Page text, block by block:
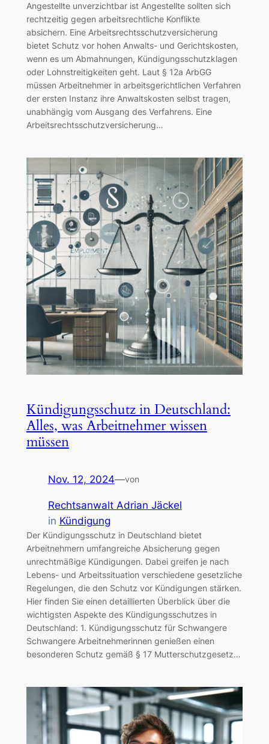
Angestellte unverzichtbar ist Angestellte sollten sich
rechtzeitig gegen arbeitsrechtliche Konflikte
absichern. Eine Arbeitsrechtsschutzversicherung
bietet Schutz vor hohen Anwalts- und Gerichtskosten,
wenn es um Abmahnungen, Kündigungsschutzklagen
oder Lohnstreitigkeiten geht. Laut § 12a ArbGG
müssen Arbeitnehmer in arbeitsgerichtlichen Verfahren
der ersten Instanz ihre Anwaltskosten selbst tragen,
unabhängig vom Ausgang des Verfahrens. Eine
Arbeitsrechtsschutzversicherung…
Kündigungsschutz in Deutschland:
Alles, was Arbeitnehmer wissen
müssen
Nov. 12, 2024—von
Rechtsanwalt Adrian Jäckel
in Kündigung
Der Kündigungsschutz in Deutschland bietet
Arbeitnehmern umfangreiche Absicherung gegen
unrechtmäßige Kündigungen. Dabei greifen je nach
Lebens- und Arbeitssituation verschiedene gesetzliche
Regelungen, die den Schutz vor Kündigungen stärken.
Hier finden Sie einen detaillierten Überblick über die
wichtigsten Aspekte des Kündigungsschutzes in
Deutschland: 1. Kündigungsschutz für Schwangere
Schwangere Arbeitnehmerinnen genießen einen
besonderen Schutz gemäß § 17 Mutterschutzgesetz…